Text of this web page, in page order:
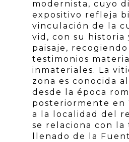
modernista, cuyo
expositivo refleja
vinculación de la
vid, con su historia
paisaje, recogiendo
testimonios
inmateriales. La
zona es conocida
desde la época
posteriormente en
a la localidad del
se relaciona con la
llenado de la